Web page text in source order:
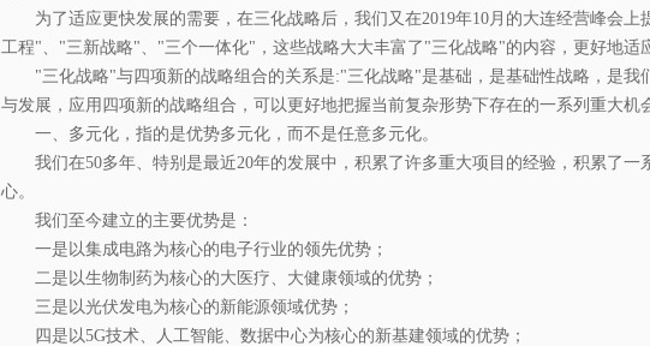
为了适应更快发展的需要，在三化战略后，我们又在2019年10月的大连经营峰会
工程"、"三新战略"、"三个一体化"，这些战略大大丰富了"三化战略"的内容，更好地适
"三化战略"与四项新的战略组合的关系是:"三化战略"是基础，是基础性战略，是我
与发展，应用四项新的战略组合，可以更好地把握当前复杂形势下存在的一系列重大机
一、多元化，指的是优势多元化，而不是任意多元化。
我们在50多年、特别是最近20年的发展中，积累了许多重大项目的经验，积累了
心。
我们至今建立的主要优势是：
一是以集成电路为核心的电子行业的领先优势；
二是以生物制药为核心的大医疗、大健康领域的优势；
三是以光伏发电为核心的新能源领域优势；
四是以5G技术、人工智能、数据中心为核心的新基建领域的优势；